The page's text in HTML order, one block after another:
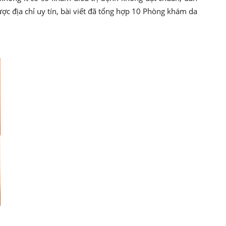
địa chỉ uy tín, bài viết đã tổng hợp 10 Phòng khám da